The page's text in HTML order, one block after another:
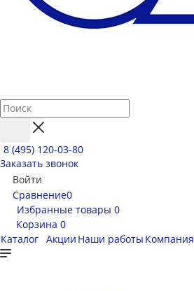
8 (495) 120-03-80
Заказать звонок
Войти
Сравнение0
Избранные товары 0
Корзина 0
Каталог Акции Наши работы Компания